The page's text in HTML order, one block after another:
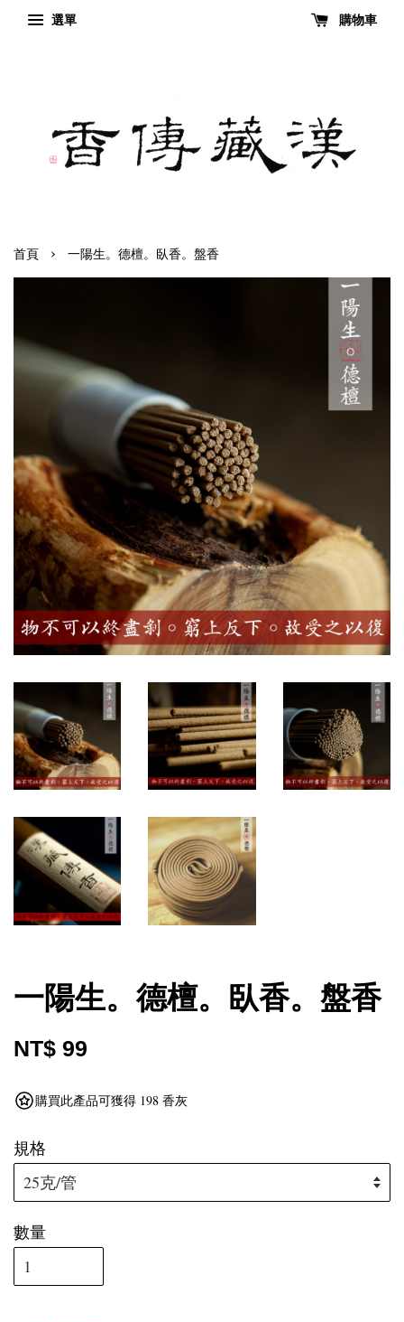
選單 購物車
首頁 › 一陽生。德檀。臥香。盤香
一陽生。德檀。臥香。盤香
NT$ 99
購買此產品可獲得 198 香灰
規格
數量